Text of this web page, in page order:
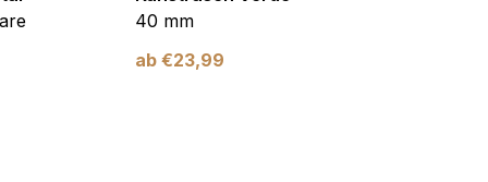
40 mm
ab €23,99